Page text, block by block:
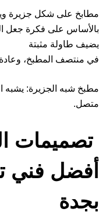
بالأساس على فكرة جعل
يضيف طاولة مثبتة
في منتصف المطبخ، وعادة
مطبخ شبه الجزيرة: يشبه
متصل.
تصميمات
أفضل فني
بجدة